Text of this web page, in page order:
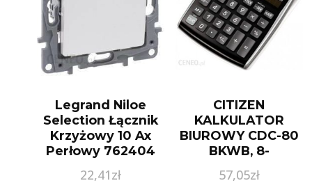
Legrand Niloe
Selection Łącznik
Krzyżowy 10 Ax
Perłowy 762404
22,41zł
CITIZEN
KALKULATOR
BIUROWY CDC-80
BKWB, 8-
CYFROWY,
135X80MM,
57,05zł